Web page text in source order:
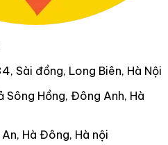
Sài đồng, Long Biên, Hà Nội
Sông Hồng, Đông Anh, Hà
Hà Đông, Hà nội